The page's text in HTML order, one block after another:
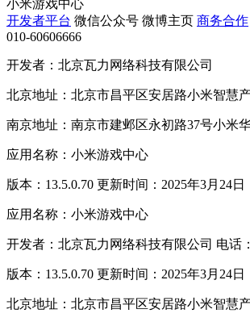
小米游戏中心
开发者平台 微信公众号 微博主页 商务合作
010-60606666
开发者：北京瓦力网络科技有限公司
北京地址：北京市昌平区安居路小米智慧
南京地址：南京市建邺区永初路37号小米
应用名称：小米游戏中心
版本：13.5.0.70 更新时间：2025年3月24日
应用名称：小米游戏中心
开发者：北京瓦力网络科技有限公司 电话
版本：13.5.0.70 更新时间：2025年3月24日
北京地址：北京市昌平区安居路小米智慧